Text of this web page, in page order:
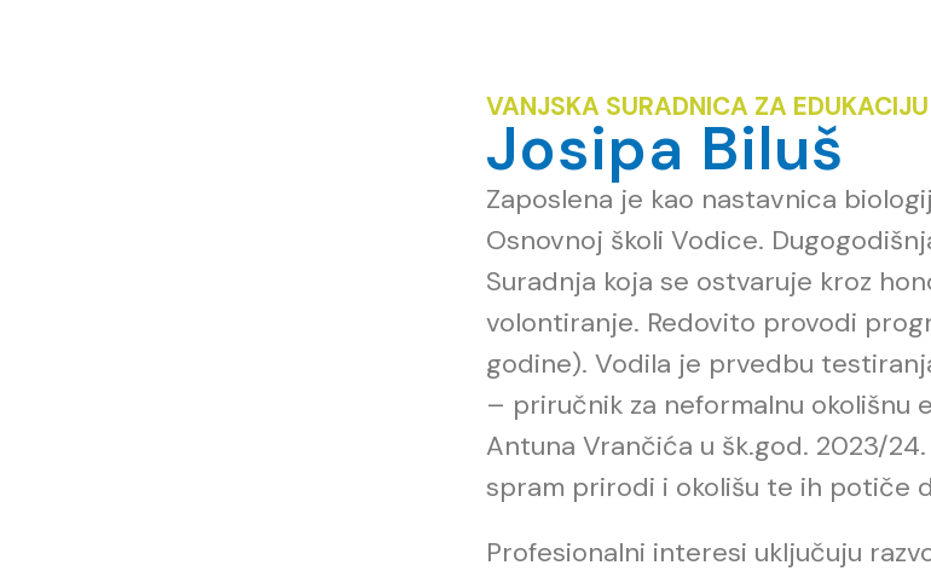
VANJSKA SURADNICA ZA EDUKACIJU
Josipa Biluš
Zaposlena je kao nastavnica
Osnovnoj školi Vodice.
Suradnja koja se ostvaruje kroz
volontiranje. Redovito provodi p
godine). Vodila je prvedbu
– priručnik za neformalnu okolišnu
Antuna Vrančića u šk.god. 2023/
spram prirodi i okolišu te ih potiče
Profesionalni interesi uključuju